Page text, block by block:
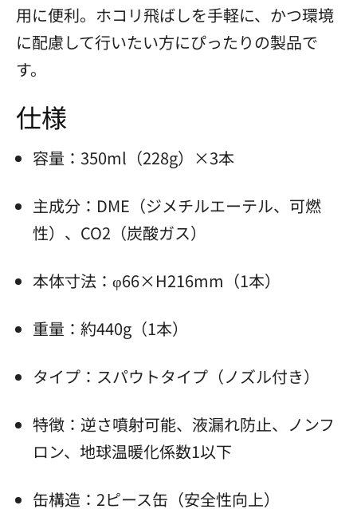
用に便利。ホコリ飛ばしを手軽に、かつ環境
に配慮して行いたい方にぴったりの製品で
す。
仕様
容量：350ml（228g）×3本
主成分：DME（ジメチルエーテル、可燃
性）、CO2（炭酸ガス）
本体寸法：φ66×H216mm（1本）
重量：約440g（1本）
タイプ：スパウトタイプ（ノズル付き）
特徴：逆さ噴射可能、液漏れ防止、ノンフ
ロン、地球温暖化係数1以下
缶構造：2ピース缶（安全性向上）